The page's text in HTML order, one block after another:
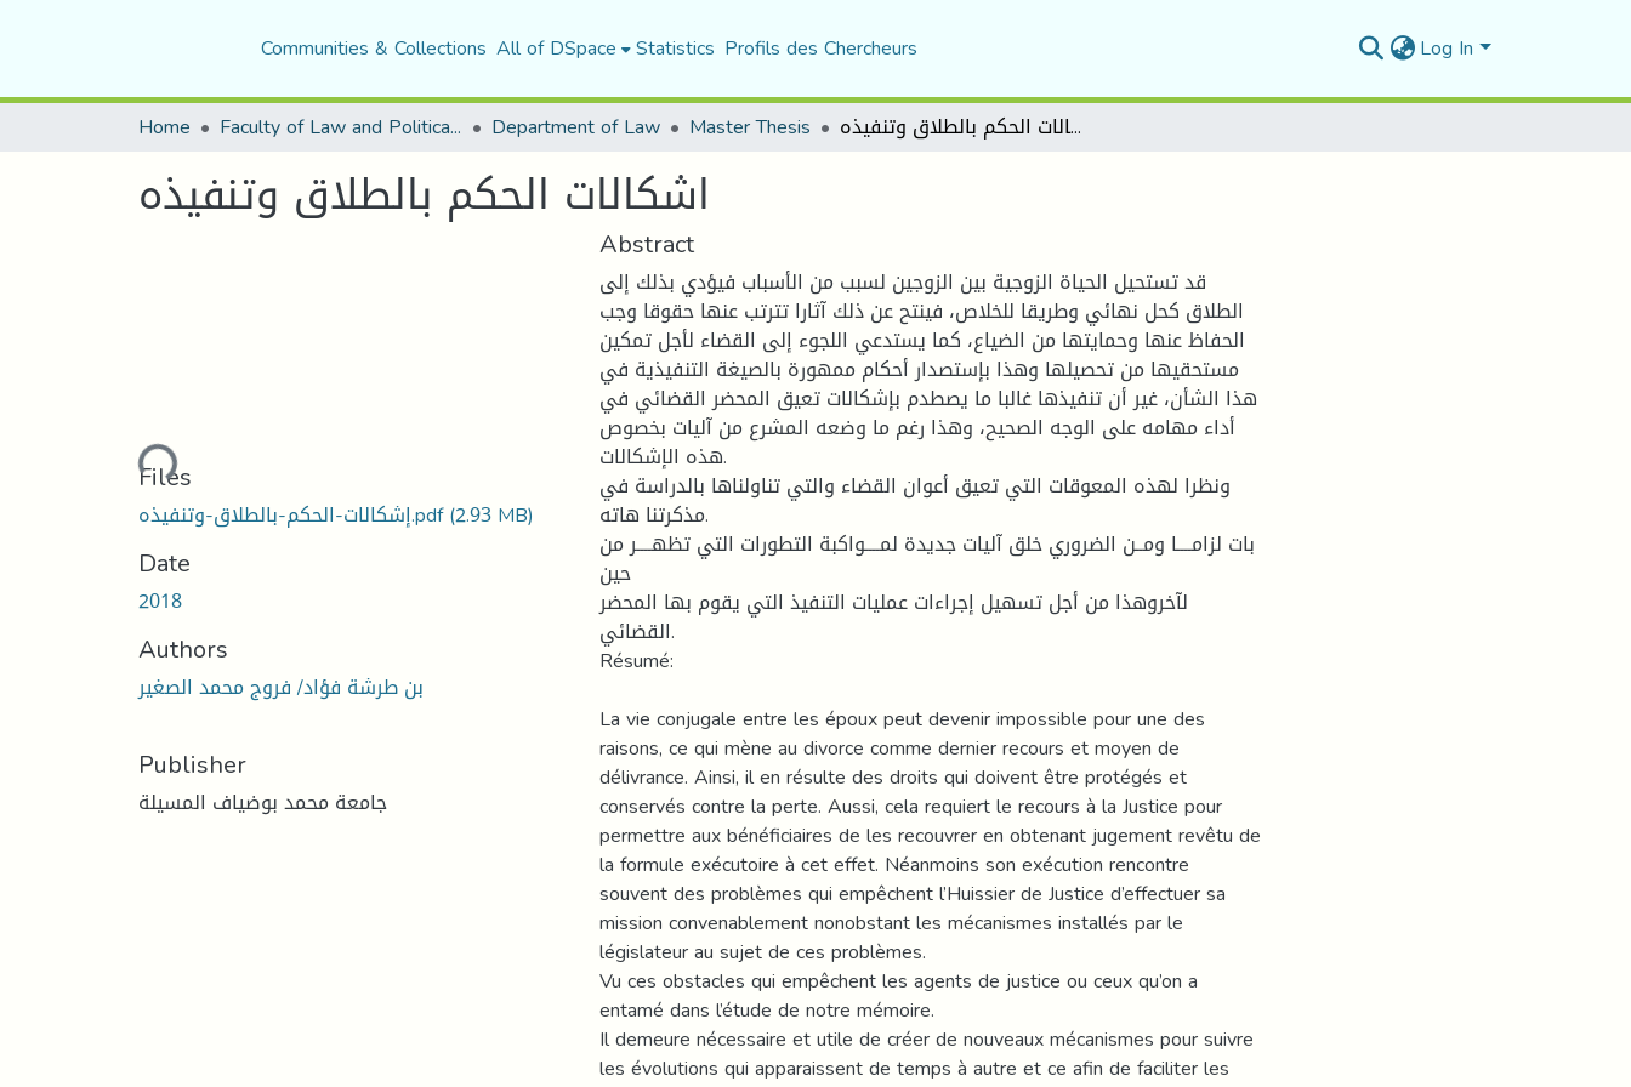
Communities & Collections All of DSpace Statistics Profils des Chercheurs Log In
Home Faculty of Law and Political Science Department of Law Master Thesis اشكالات الحكم بالطلاق وتنفيذه
اشكالات الحكم بالطلاق وتنفيذه
Loading...
Files
إشكالات-الحكم-بالطلاق-وتنفيذه.pdf(2.93 MB)
Date
2018
Authors
بن طرشة فؤاد/ فروج محمد الصغير
Publisher
جامعة محمد بوضياف المسيلة
Abstract
قد تستحيل الحياة الزوجية بين الزوجين لسبب من الأسباب فيؤدي بذلك إلى
الطلاق كحل نهائي وطريقا للخلاص، فينتح عن ذلك آثارا تترتب عنها حقوقا وجب
الحفاظ عنها وحمايتها من الضياع، كما يستدعي اللجوء إلى القضاء لأجل تمكين
مستحقيها من تحصيلها وهذا بإستصدار أحكام ممهورة بالصيغة التنفيذية في
هذا الشأن، غير أن تنفيذها غالبا ما يصطدم بإشكالات تعيق المحضر القضائي في
أداء مهامه على الوجه الصحيح، وهذا رغم ما وضعه المشرع من آليات بخصوص
هذه الإشكالات.
ونظرا لهذه المعوقات التي تعيق أعوان القضاء والتي تناولناها بالدراسة في
مذكرتنا هاته.
بات لزامــــا ومــن الضروري خلق آليات جديدة لمــــواكبة التطورات التي تظهــــر من
حين
لآخروهذا من أجل تسهيل إجراءات عمليات التنفيذ التي يقوم بها المحضر
القضائي.
Résumé:
La vie conjugale entre les époux peut devenir impossible pour une des
raisons, ce qui mène au divorce comme dernier recours et moyen de
délivrance. Ainsi, il en résulte des droits qui doivent être protégés et
conservés contre la perte. Aussi, cela requiert le recours à la Justice pour
permettre aux bénéficiaires de les recouvrer en obtenant jugement revêtu de
la formule exécutoire à cet effet. Néanmoins son exécution rencontre
souvent des problèmes qui empêchent l’Huissier de Justice d’effectuer sa
mission convenablement nonobstant les mécanismes installés par le
législateur au sujet de ces problèmes.
Vu ces obstacles qui empêchent les agents de justice ou ceux qu’on a
entamé dans l’étude de notre mémoire.
Il demeure nécessaire et utile de créer de nouveaux mécanismes pour suivre
les évolutions qui apparaissent de temps à autre et ce afin de faciliter les